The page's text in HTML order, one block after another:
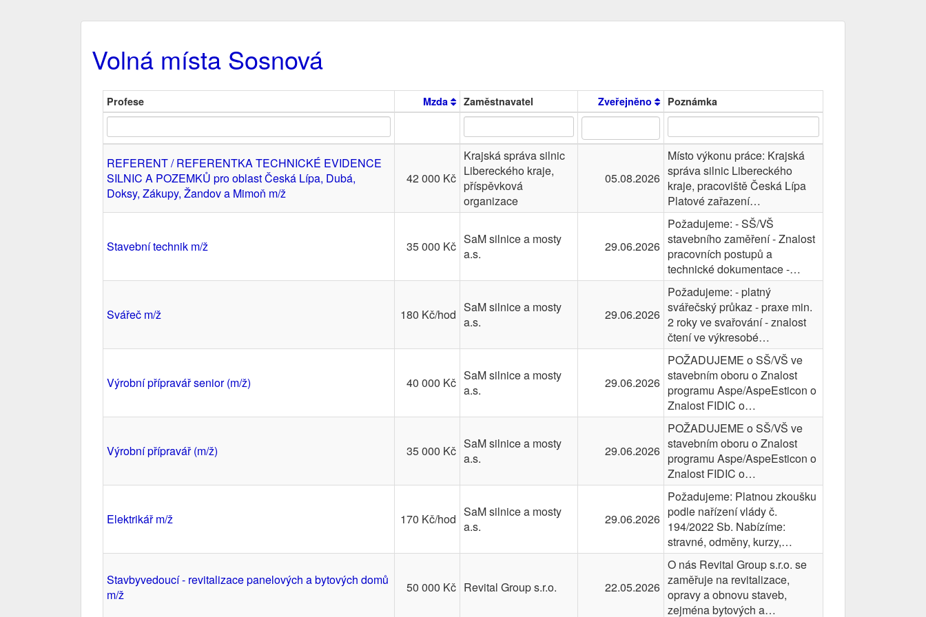
Volná místa Sosnová
Profese Mzda Zaměstnavatel Zveřejněno Poznámka
REFERENT / REFERENTKA TECHNICKÉ EVIDENCE
SILNIC A POZEMKŮ pro oblast Česká Lípa, Dubá,
Doksy, Zákupy, Žandov a Mimoň m/ž
42 000 Kč
Krajská správa silnic
Libereckého kraje,
příspěvková
organizace
05.08.2026
Místo výkonu práce: Krajská
správa silnic Libereckého
kraje, pracoviště Česká Lípa
Platové zařazení…
Stavební technik m/ž 35 000 Kč SaM silnice a mosty
a.s.
29.06.2026
Požadujeme: - SŠ/VŠ
stavebního zaměření - Znalost
pracovních postupů a
technické dokumentace -…
Svářeč m/ž 180 Kč/hod SaM silnice a mosty
a.s.
29.06.2026
Požadujeme: - platný
svářečský průkaz - praxe min.
2 roky ve svařování - znalost
čtení ve výkresobé…
Výrobní přípravář senior (m/ž) 40 000 Kč SaM silnice a mosty
a.s.
29.06.2026
POŽADUJEME o SŠ/VŠ ve
stavebním oboru o Znalost
programu Aspe/AspeEsticon o
Znalost FIDIC o…
Výrobní přípravář (m/ž) 35 000 Kč SaM silnice a mosty
a.s.
29.06.2026
POŽADUJEME o SŠ/VŠ ve
stavebním oboru o Znalost
programu Aspe/AspeEsticon o
Znalost FIDIC o…
Elektrikář m/ž 170 Kč/hod SaM silnice a mosty
a.s.
29.06.2026
Požadujeme: Platnou zkoušku
podle nařízení vlády č.
194/2022 Sb. Nabízíme:
stravné, odměny, kurzy,…
Stavbyvedoucí - revitalizace panelových a bytových domů
m/ž
50 000 Kč Revital Group s.r.o. 22.05.2026
O nás Revital Group s.r.o. se
zaměřuje na revitalizace,
opravy a obnovu staveb,
zejména bytových a…